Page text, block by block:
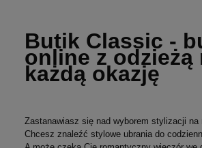
Butik Classic -
online z odzieżą
każdą okazję
Zastanawiasz się nad wyborem stylizacji na
Chcesz znaleźć stylowe ubrania do